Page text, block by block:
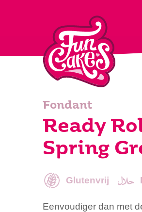
Fondant
Ready
Spring
Glutenvrij
Eenvoudiger dan met